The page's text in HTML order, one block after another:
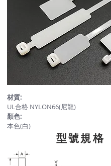
材質:
UL合格 NYLON66(尼龍)
顏色:
本色(白)
​型號規格